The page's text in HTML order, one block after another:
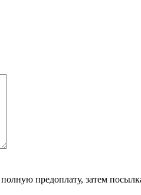
предоплату, затем